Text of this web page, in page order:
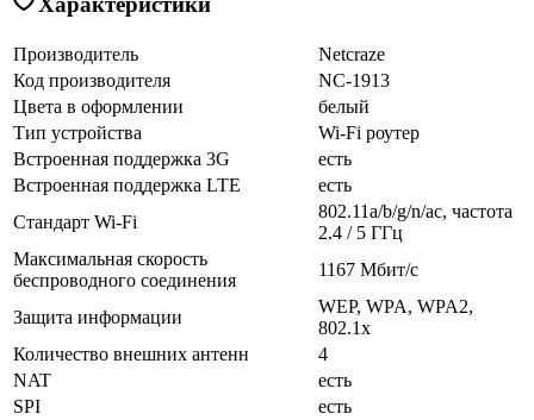
Производитель
Netcraze
Код производителя
NC-1913
Цвета в оформлении
белый
Тип устройства
Wi-Fi роутер
Встроенная поддержка 3G
есть
Встроенная поддержка LTE
есть
Стандарт Wi-Fi
802.11a/b/g/n/ac, частота
2.4 / 5 ГГц
Максимальная скорость
беспроводного соединения
1167 Мбит/с
Защита информации
WEP, WPA, WPA2,
802.1x
Количество внешних антенн
4
NAT
есть
SPI
есть